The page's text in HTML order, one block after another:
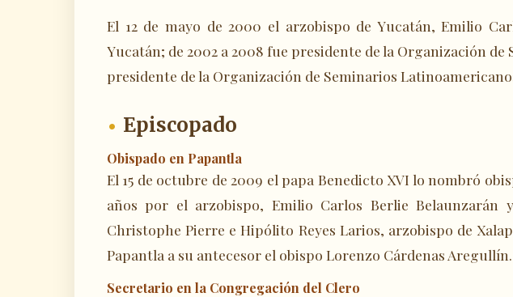
El 12 de mayo de 2000 el arzobispo de Yucatán, Emilio
Yucatán; de 2002 a 2008 fue presidente de la Organización
presidente de la Organización de Seminarios
Episcopado
Obispado en Papantla
El 15 de octubre de 2009 el papa Benedicto XVI lo nombró
años por el arzobispo, Emilio Carlos Berlie
Christophe Pierre e Hipólito Reyes Larios, arzobispo de
Papantla a su antecesor el obispo Lorenzo Cárdenas Aregullín.
Secretario en la Congregación del Clero